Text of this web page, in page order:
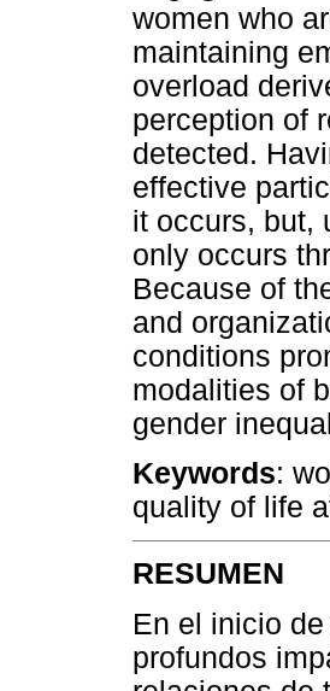
women who
maintaining
overload
perception of
detected.
effective
it occurs, but,
only occurs
Because of
and
conditions
modalities of
gender
Keywords:
quality of life
RESUMEN
En el inicio
profundos